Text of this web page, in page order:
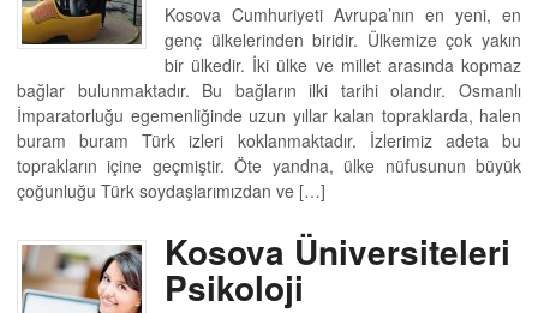
Kosova Cumhuriyeti Avrupa’nın en yeni, en
genç ülkelerinden biridir. Ülkemize çok yakın
bir ülkedir. İki ülke ve millet arasında kopmaz
bağlar bulunmaktadır. Bu bağların ilki tarihi olandır. Osmanlı
İmparatorluğu egemenliğinde uzun yıllar kalan topraklarda, halen
buram buram Türk izleri koklanmaktadır. İzlerimiz adeta bu
toprakların içine geçmiştir. Öte yandna, ülke nüfusunun büyük
çoğunluğu Türk soydaşlarımızdan ve […]
Kosova Üniversiteleri
Psikoloji